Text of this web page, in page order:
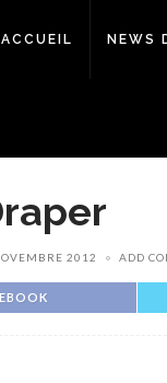
ACCUEIL NEWS
2012 ADD